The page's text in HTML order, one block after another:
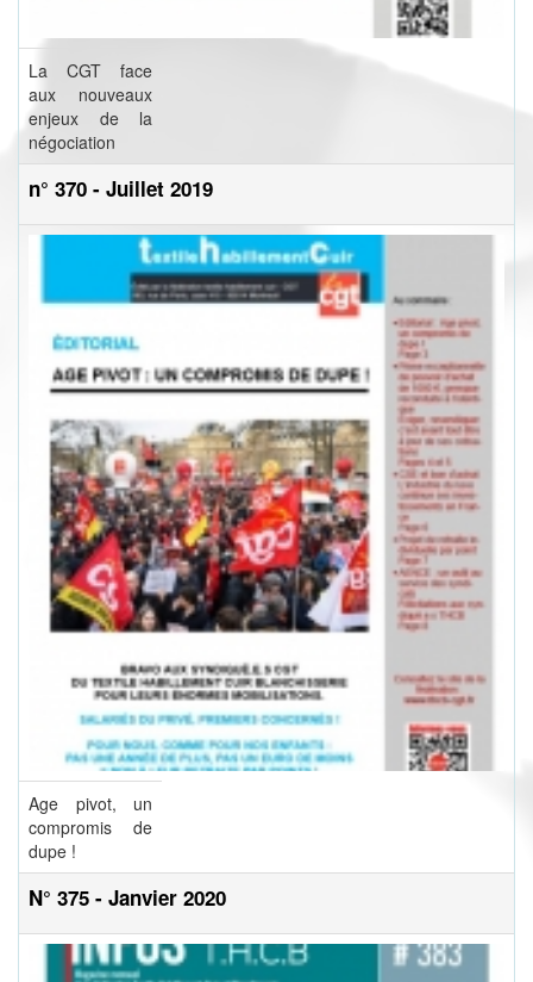
La CGT face
aux nouveaux
enjeux de la
négociation
n° 370 - Juillet 2019
Age pivot, un
compromis de
dupe !
N° 375 - Janvier 2020